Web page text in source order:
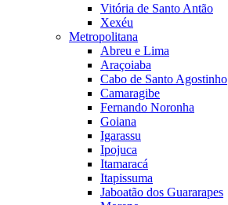
Vitória de Santo Antão
Xexéu
Metropolitana
Abreu e Lima
Araçoiaba
Cabo de Santo Agostinho
Camaragibe
Fernando Noronha
Goiana
Igarassu
Ipojuca
Itamaracá
Itapissuma
Jaboatão dos Guararapes